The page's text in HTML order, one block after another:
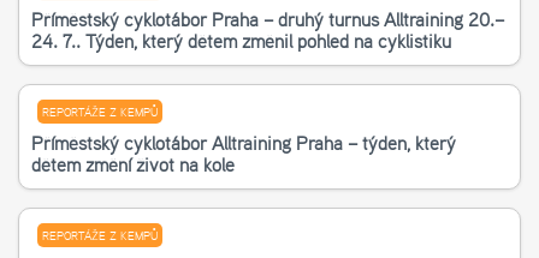
Příměstský cyklotábor Praha – druhý turnus Alltraining 20.–
24. 7.. Týden, který dětem změnil pohled na cyklistiku
REPORTÁŽE Z KEMPŮ
Příměstský cyklotábor Alltraining Praha – týden, který
dětem změní život na kole
REPORTÁŽE Z KEMPŮ